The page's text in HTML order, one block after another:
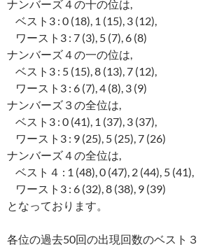
ナンバーズ４の十の位は,
ベスト3 : 0 (18), 1 (15), 3 (12),
ワースト3 : 7 (3), 5 (7), 6 (8)
ナンバーズ４の一の位は,
ベスト3 : 5 (15), 8 (13), 7 (12),
ワースト3 : 6 (7), 4 (8), 3 (9)
ナンバーズ３の全位は,
ベスト3 : 0 (41), 1 (37), 3 (37),
ワースト3 : 9 (25), 5 (25), 7 (26)
ナンバーズ４の全位は,
ベスト４ : 1 (48), 0 (47), 2 (44), 5 (41),
ワースト3 : 6 (32), 8 (38), 9 (39)
となっております。
各位の過去50回の出現回数のベスト３